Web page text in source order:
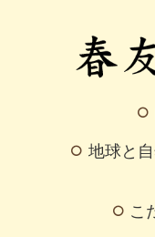
地球と
こ